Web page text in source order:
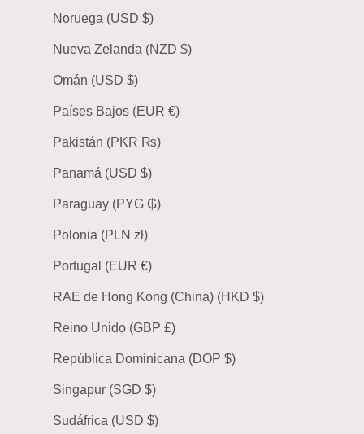
Noruega (USD $)
Nueva Zelanda (NZD $)
Omán (USD $)
Países Bajos (EUR €)
Pakistán (PKR ₨)
Panamá (USD $)
Paraguay (PYG ₲)
Polonia (PLN zł)
Portugal (EUR €)
RAE de Hong Kong (China) (HKD $)
Reino Unido (GBP £)
República Dominicana (DOP $)
Singapur (SGD $)
Sudáfrica (USD $)